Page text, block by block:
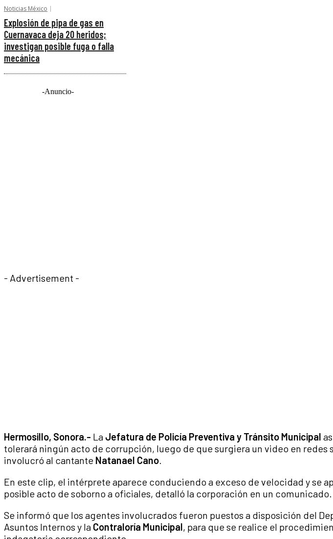
Noticias México
Explosión de pipa de gas en
Cuernavaca deja 20 heridos;
investigan posible fuga o falla
mecánica
-Anuncio-
- Advertisement -
Hermosillo, Sonora.- La Jefatura de Policía Preventiva y Tránsito Municipal
tolerará ningún acto de corrupción, luego de que surgiera un video en redes
involucró al cantante Natanael Cano.
En este clip, el intérprete aparece conduciendo a exceso de velocidad y se
posible acto de soborno a oficiales, detalló la corporación en un comunicado.
Se informó que los agentes involucrados fueron puestos a disposición del
Asuntos Internos y la Contraloría Municipal, para que se realice el